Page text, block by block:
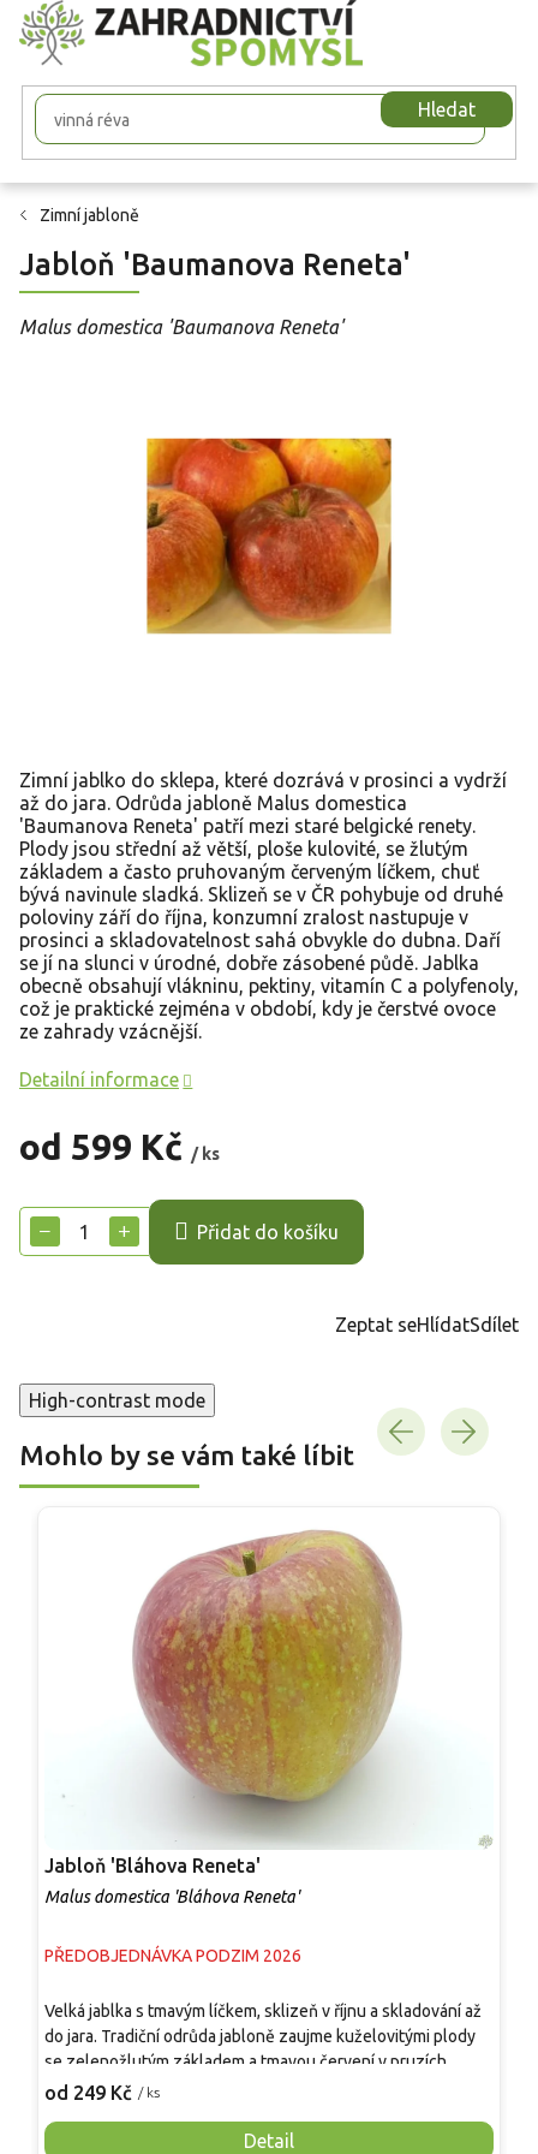
Přejít
na
obsah
Hledat
Zimní jabloně
Jabloň 'Baumanova Reneta'
Malus domestica 'Baumanova Reneta'
od 599 Kč / ks
cena:
+
− Přidat do košíku
Zimní jablko do sklepa, které dozrává v prosinci a vydrží
až do jara. Odrůda jabloně Malus domestica
'Baumanova Reneta' patří mezi staré belgické renety.
Plody jsou střední až větší, ploše kulovité, se žlutým
základem a často pruhovaným červeným líčkem, chuť
bývá navinule sladká. Sklizeň se v ČR pohybuje od druhé
poloviny září do října, konzumní zralost nastupuje v
prosinci a skladovatelnost sahá obvykle do dubna. Daří
se jí na slunci v úrodné, dobře zásobené půdě. Jablka
obecně obsahují vlákninu, pektiny, vitamín C a polyfenoly,
což je praktické zejména v období, kdy je čerstvé ovoce
ze zahrady vzácnější.
Detailní informace
Zeptat seHlídatSdílet
High-contrast mode
Mohlo by se vám také líbit
Jabloň 'Bláhova Reneta'
Malus domestica 'Bláhova Reneta'
PŘEDOBJEDNÁVKA PODZIM 2026
od 249 Kč / ks
Detail
Velká jablka s tmavým líčkem, sklizeň v říjnu a skladování až
do jara. Tradiční odrůda jabloně zaujme kuželovitými plody
se zelenožlutým základem a tmavou červení v pruzích,
doplněnou nápadnými bílými lenticelami. Dužnina je
moštování i pečení. Plody před sklizní obvykle nepadají,